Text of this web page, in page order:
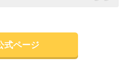
式ページ